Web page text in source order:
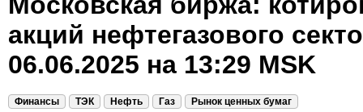
акций нефтегазового
06.06.2025 на 13:29 MSK
Финансы ТЭК Нефть Газ Рынок ценных бумаг